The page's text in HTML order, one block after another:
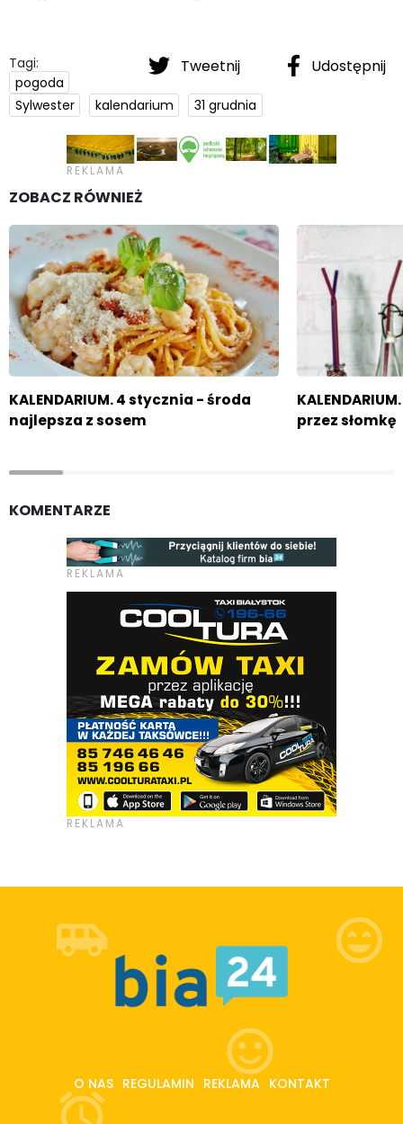
Tweetnij Udostępnij
Tagi:
pogoda
Sylwester
kalendarium 31 grudnia
ZOBACZ RÓWNIEŻ
KALENDARIUM. 4 stycznia - środa
najlepsza z sosem
przez słomkę
KOMENTARZE
O NAS REGULAMIN REKLAMA KONTAKT